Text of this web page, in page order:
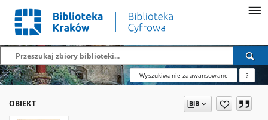
Wyszukiwanie zaawansowane ?
OBIEKT